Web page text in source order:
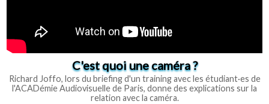
C'est quoi une caméra ?
Richard Joffo, lors du briefing d'un training avec les étudiant·es de
l'ACADémie Audiovisuelle de Paris, donne des explications sur la
relation avec la caméra.